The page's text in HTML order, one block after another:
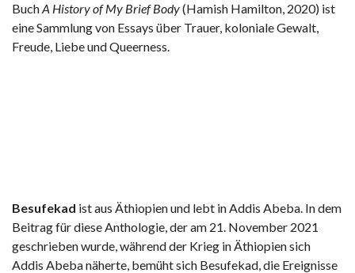
BuchA History of My Brief Body(Hamish Hamilton, 2020) ist
eine Sammlung von Essays über Trauer, koloniale Gewalt,
Freude, Liebe und Queerness.
Besufekad ist aus Äthiopien und lebt in Addis Abeba. In dem
Beitrag für diese Anthologie, der am 21. November 2021
geschrieben wurde, während der Krieg in Äthiopien sich
Addis Abeba näherte, bemüht sich Besufekad, die Ereignisse